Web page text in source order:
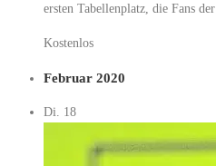
ersten Tabellenplatz, die Fans der
Kostenlos
Februar 2020
Di. 18